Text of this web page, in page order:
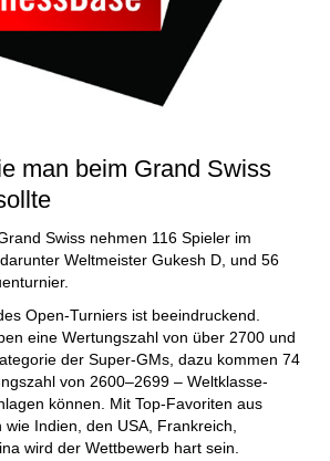
man beim Grand Swiss
Swiss nehmen 116 Spieler im
Weltmeister Gukesh D, und 56
Open-Turniers ist beeindruckend.
eine Wertungszahl von über 2700 und
der Super-GMs, dazu kommen 74
von 2600–2699 – Weltklasse-
können. Mit Top-Favoriten aus
Indien, den USA, Frankreich,
wird der Wettbewerb hart sein.